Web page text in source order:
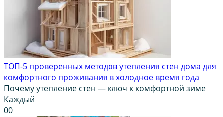
ТОП-5 проверенных методов утепления стен дома для
комфортного проживания в холодное время года
Почему утепление стен — ключ к комфортной зиме
Каждый
00